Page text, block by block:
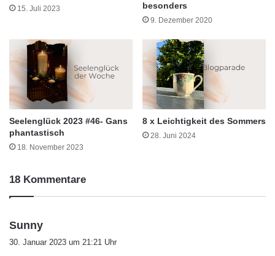
15. Juli 2023
besonders
9. Dezember 2020
Seelenglück 2023 #46- Gans
phantastisch
18. November 2023
8 x Leichtigkeit des Sommers
28. Juni 2024
18 Kommentare
Sunny
30. Januar 2023 um 21:21 Uhr